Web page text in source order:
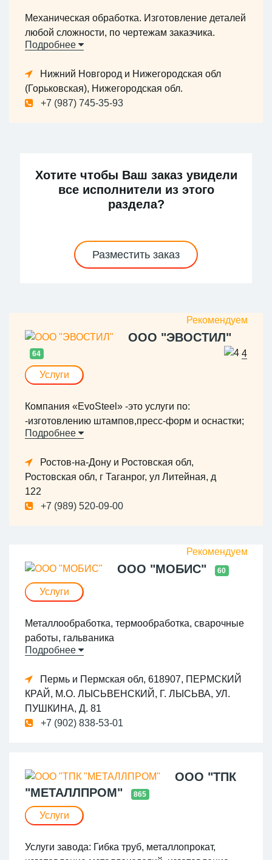
Механическая обработка. Изготовление деталей
любой сложности, по чертежам заказчика.
Подробнее
Нижний Новгород и Нижегородская обл
(Горьковская), Нижегородская обл.
+7 (987) 745-35-93
Хотите чтобы Ваш заказ увидели
все исполнители из этого
раздела?
Разместить заказ
ООО "ЭВОСТИЛ"
64 4
Услуги
Компания «EvoSteel» -это услуги по:
-изготовлению штампов,пресс-форм и оснастки;
-фрезеровке; -токарной и электроэрозионной
специалистами с абсолютной точностью по
чертежам на нашем современном оборудовании
с ЧПУ высокого класса.
производителе прессового оборудования
«DIRINLER» .
Мы выполняем: -Пусконаладочные работы;
-Гарантийный и коммерческий ремонт;
производства; -Документальное и техническое
сопровождение.
клиентам предоставляется долгосрочное
сервисное обслуживание и поставка запасных
частей.
специальных проектов, разрабатываемых в
соответствии с индивидуальными запросами и
требованиями заказчика.
Подробнее
Ростов-на-Дону и Ростовская обл,
Ростовская обл, г Таганрог, ул Литейная, д
122
+7 (989) 520-09-00
ООО "МОБИС" 60
Услуги
Металлообработка, термообработка, сварочные
работы, гальваника
Подробнее
Пермь и Пермская обл, 618907, ПЕРМСКИЙ
КРАЙ, М.О. ЛЫСЬВЕНСКИЙ, Г. ЛЫСЬВА, УЛ.
ПУШКИНА, Д. 81
+7 (902) 838-53-01
ООО "ТПК
"МЕТАЛЛПРОМ"
865
Услуги
Услуги завода: Гибка труб, металлопрокат,